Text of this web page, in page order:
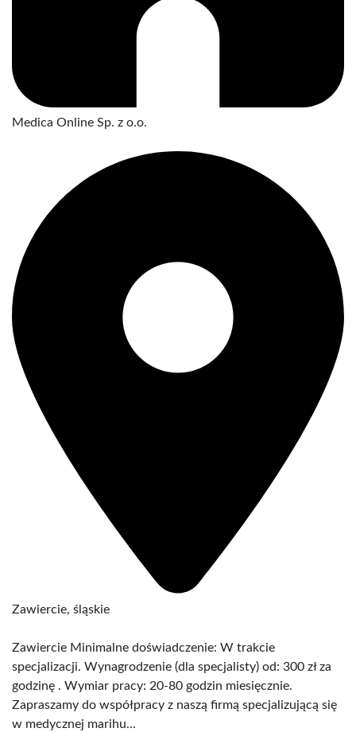
Medica Online Sp. z o.o.
Zawiercie, śląskie
Zawiercie Minimalne doświadczenie: W trakcie
specjalizacji. Wynagrodzenie (dla specjalisty) od: 300 zł za
godzinę . Wymiar pracy: 20-80 godzin miesięcznie.
Zapraszamy do współpracy z naszą firmą specjalizującą się
w medycznej marihu...